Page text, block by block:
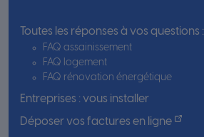
Toutes les réponses à vos questions :
FAQ assainissement
FAQ logement
FAQ rénovation énergétique
Entreprises : vous installer
Déposer vos factures en ligne